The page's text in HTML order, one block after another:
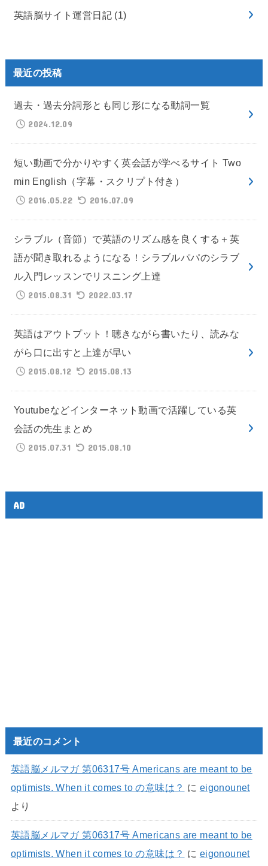
英語脳サイト運営日記 (1)
最近の投稿
過去・過去分詞形とも同じ形になる動詞一覧
2024.12.09
短い動画で分かりやすく英会話が学べるサイト Two
min English（字幕・スクリプト付き）
2016.05.22
2016.07.09
シラブル（音節）で英語のリズム感を良くする＋英
語が聞き取れるようになる！シラブルパパのシラブ
ル入門レッスンでリスニング上達
2015.08.31
2022.03.17
英語はアウトプット！聴きながら書いたり、読みな
がら口に出すと上達が早い
2015.08.12
2015.08.13
Youtubeなどインターネット動画で活躍している英
会話の先生まとめ
2015.07.31
2015.08.10
AD
最近のコメント
英語脳メルマガ 第06317号 Americans are meant to be
optimists. When it comes to の意味は？ に eigonounet
より
英語脳メルマガ 第06317号 Americans are meant to be
optimists. When it comes to の意味は？ に eigonounet